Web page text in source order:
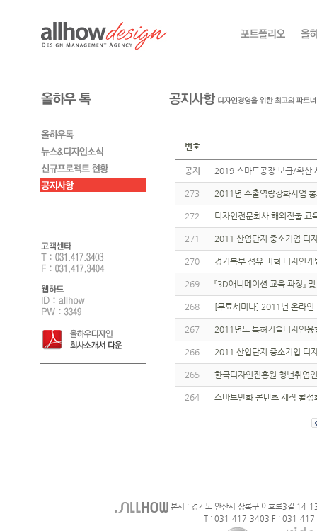
번호
공지 2019 스마트공장 보급/확
273 2011년 수출역량강화사업
272 디자인전문회사 해외진출 교
271 2011 산업단지 중소기업 디
270 경기북부 섬유·피혁 디자인
269 『3D애니메이션 교육 과정』
268 [무료세미나] 2011년 온라인
267 2011년도 특허기술디자인
266 2011 산업단지 중소기업 디
265 한국디자인진흥원 청년취업
264 스마트만화 콘텐츠 제작 활
본사 : 경기도 안산사 상록구 이호로3길 14-
T : 031-417-3403 F : 031-